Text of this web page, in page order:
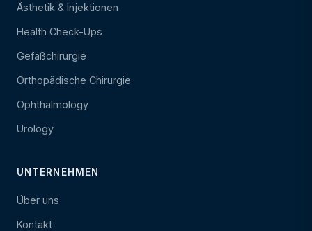
Ästhetik & Injektionen
Health Check-Ups
Gefäßchirurgie
Orthopädische Chirurgie
Ophthalmology
Urology
UNTERNEHMEN
Über uns
Kontakt